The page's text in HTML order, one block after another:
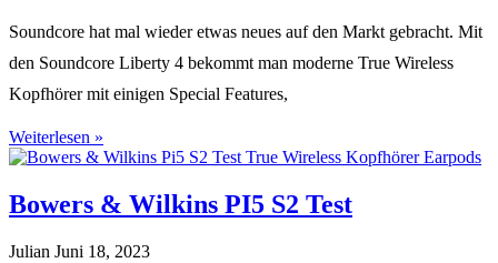
Soundcore hat mal wieder etwas neues auf den Markt gebracht. Mit
den Soundcore Liberty 4 bekommt man moderne True Wireless
Kopfhörer mit einigen Special Features,
Weiterlesen »
Bowers & Wilkins PI5 S2 Test
Julian Juni 18, 2023